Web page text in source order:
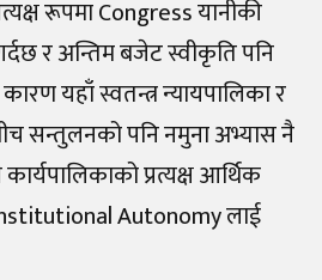
रूपमा Congress यानीकी
र अन्तिम बजेट स्वीकृति पनि
यहाँ स्वतन्त्र न्यायपालिका र
सन्तुलनको पनि नमुना अभ्यास नै
प्रत्यक्ष आर्थिक
Institutional Autonomy लाई